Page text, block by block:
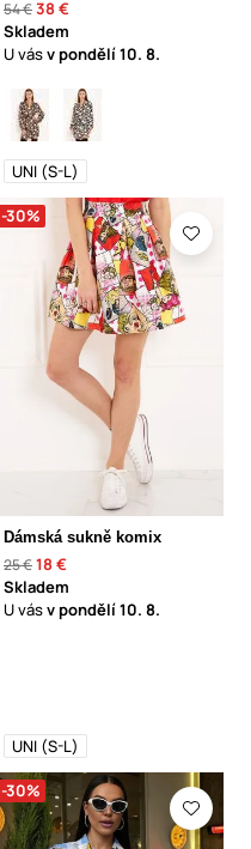
54 €38 €
Skladem
U vásv pondělí10. 8.
UNI (S-L)
-30%
Dámská sukně komix
25 €18 €
Skladem
U vásv pondělí10. 8.
UNI (S-L)
-30%